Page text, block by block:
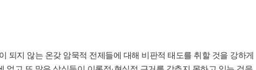
되지 않는 온갖 암묵적 전제들에 대해 비판적 태도를 취할 것을 강하게